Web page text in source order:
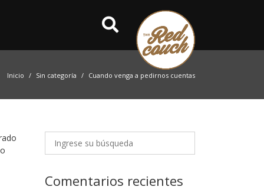
Inicio Sin categoría Cuando venga a pedirnos cuentas
Comentarios recientes